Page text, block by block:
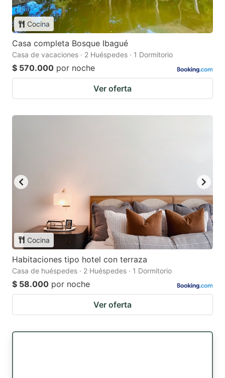
Cocina
Casa completa Bosque Ibagué
Casa de vacaciones · 2 Huéspedes · 1 Dormitorio
$ 570.000 por noche
Ver oferta
Cocina
Habitaciones tipo hotel con terraza
Casa de huéspedes · 2 Huéspedes · 1 Dormitorio
$ 58.000 por noche
Ver oferta